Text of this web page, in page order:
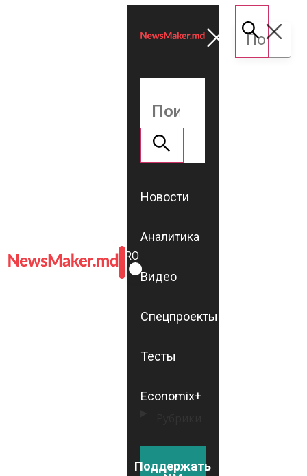
ROMÂNĂ
RU
Новости
Аналитика
Видео
Спецпроекты
Тесты
Economix+
Поддержать